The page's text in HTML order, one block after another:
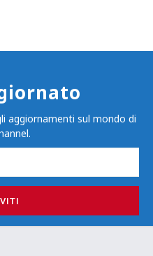
aggiornamenti sul mondo di